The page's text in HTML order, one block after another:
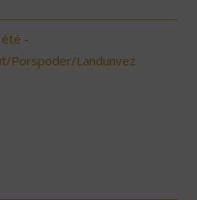
été -
Porspoder/Landunvez